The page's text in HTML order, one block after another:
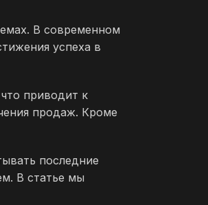
В современном
успеха в
приводит к
продаж. Кроме
последние
В статье мы